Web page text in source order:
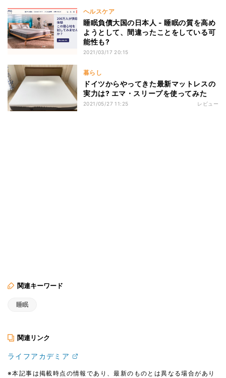
ヘルスケア
睡眠負債大国の日本人 - 睡眠の質を高め
ようとして、間違ったことをしている可
能性も?
2021/03/17 20:15
暮らし
ドイツからやってきた最新マットレスの
実力は? エマ・スリープを使ってみた
2021/05/27 11:25 レビュー
関連キーワード
睡眠
関連リンク
ライフアカデミア
※本記事は掲載時点の情報であり、最新のものとは異なる場合があり